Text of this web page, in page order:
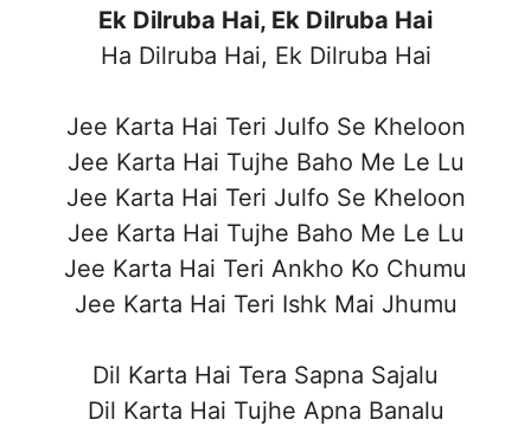
Ek Dilruba Hai, Ek Dilruba Hai
Ha Dilruba Hai, Ek Dilruba Hai
Jee Karta Hai Teri Julfo Se Kheloon
Jee Karta Hai Tujhe Baho Me Le Lu
Jee Karta Hai Teri Julfo Se Kheloon
Jee Karta Hai Tujhe Baho Me Le Lu
Jee Karta Hai Teri Ankho Ko Chumu
Jee Karta Hai Teri Ishk Mai Jhumu
Dil Karta Hai Tera Sapna Sajalu
Dil Karta Hai Tujhe Apna Banalu